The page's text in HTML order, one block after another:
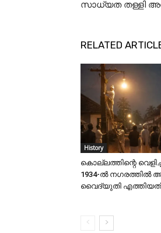
സാധ്യത തള്ളി
RELATED
History
കൊല്ലത്തിന്റെ
1934-ൽ നഗരത്തിൽ
വൈദ്യുതി